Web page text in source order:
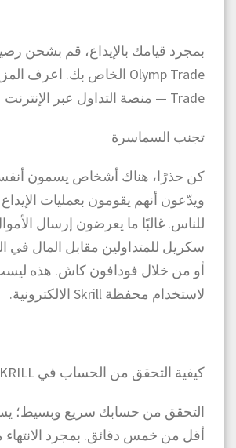
بمجرد قيامك بالإيداع، قم بشحن
Trade — منصة التداول عبر الإنترنت
تجنب السماسرة
كن حذرًا، هناك أشخاص يسمون
للناس. غالبًا ما يعرضون إرسال
سكريل للمتداولين مقابل المال في
أو من خلال فودافون كاش. هذه
لاستخدام محفظة Skrill الالكترونية.
كيفية التحقق من الحساب في SKRILL؟
التحقق من حسابك سريع وبسيط؛
أقل من خمس دقائق. بمجرد الانتهاء